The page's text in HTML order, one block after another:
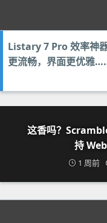
Listary 7 Pro 效率神
更流畅，界面更优雅
这香吗？
持
1 周前